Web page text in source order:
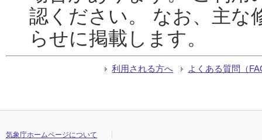
認ください。 なお、主な
らせに掲載します。
利用される方へ よくある質問（
気象庁ホームページについて